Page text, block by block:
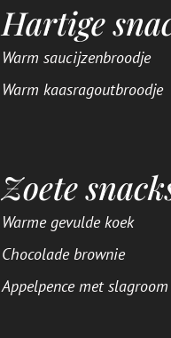
Hartige
Warm saucijzenbroodje
Warm kaasragoutbroodje
Zoete
Warme gevulde koek
Chocolade brownie
Appelpence met slagroom